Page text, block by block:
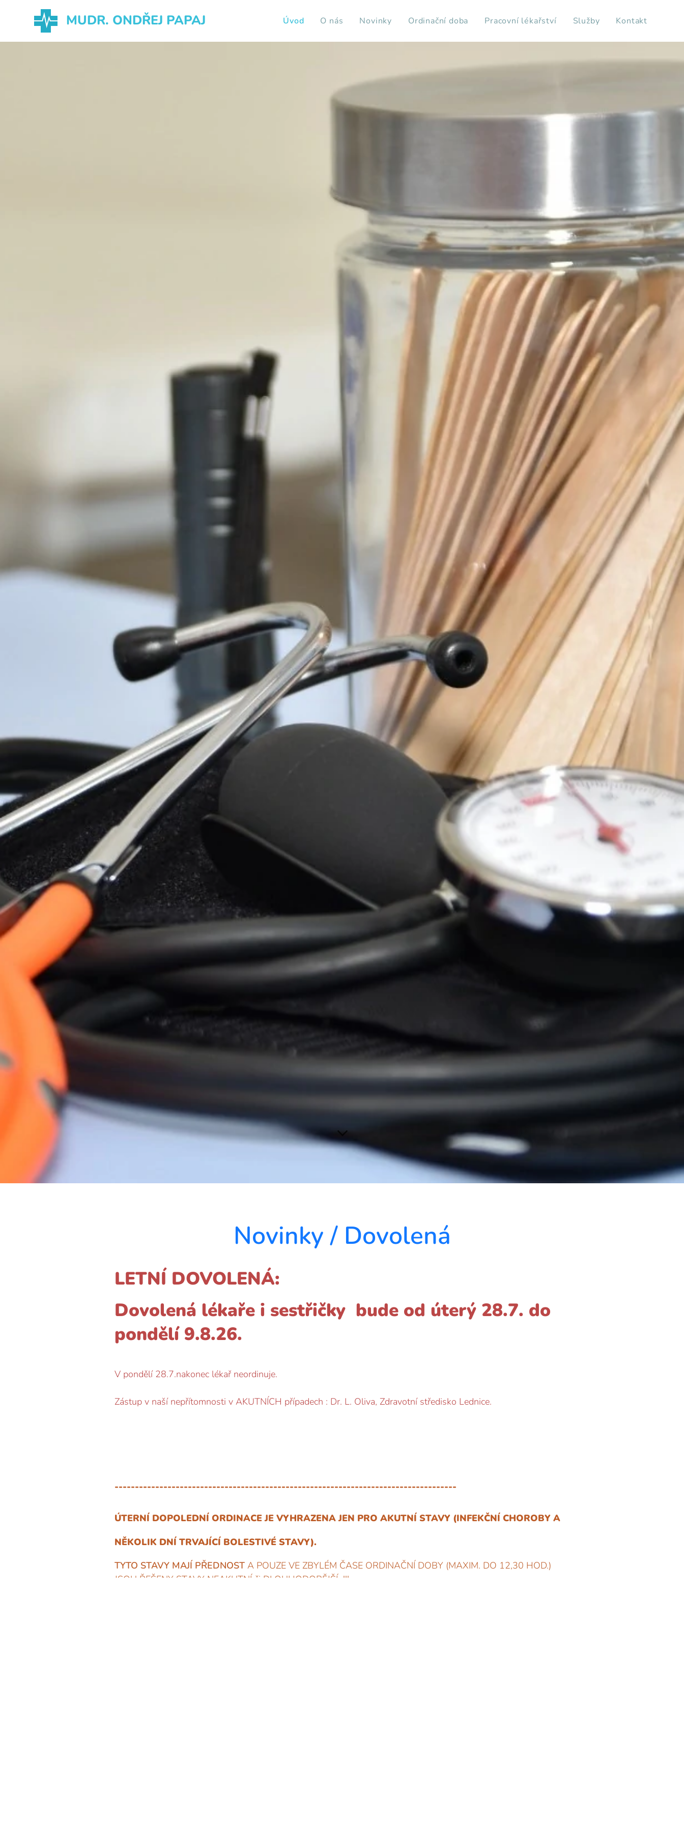
MUDR. ONDŘEJ PAPAJ Úvod O nás Novinky Ordinační doba Pracovní lékařství Služby Kontakt
Novinky / Dovolená
LETNÍ DOVOLENÁ:
Dovolená lékaře i sestřičky bude od úterý 28.7. do
pondělí 9.8.26.
V pondělí 28.7.nakonec lékař neordinuje.
Zástup v naší nepřítomnosti v AKUTNÍCH případech : Dr. L. Oliva, Zdravotní středisko Lednice.
------------------------------------------------------------------------------------
ÚTERNÍ DOPOLEDNÍ ORDINACE JE VYHRAZENA JEN PRO AKUTNÍ STAVY (INFEKČNÍ CHOROBY A
NĚKOLIK DNÍ TRVAJÍCÍ BOLESTIVÉ STAVY).
TYTO STAVY MAJÍ PŘEDNOSTA POUZE VE ZBYLÉM ČASE ORDINAČNÍ DOBY (MAXIM. DO 12,30 HOD.)
JSOU ŘEŠENY STAVY NEAKUTNÍ či DLOUHODOBĚJŠÍ !!!